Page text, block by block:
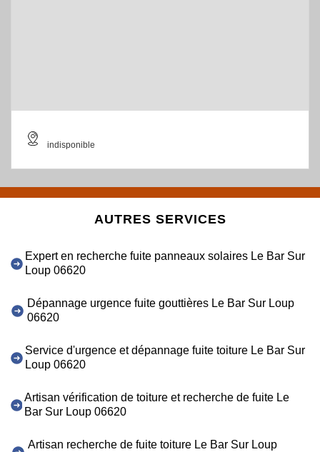
indisponible
AUTRES SERVICES
Expert en recherche fuite panneaux solaires Le Bar Sur
Loup 06620
Dépannage urgence fuite gouttières Le Bar Sur Loup
06620
Service d'urgence et dépannage fuite toiture Le Bar Sur
Loup 06620
Artisan vérification de toiture et recherche de fuite Le
Bar Sur Loup 06620
Artisan recherche de fuite toiture Le Bar Sur Loup